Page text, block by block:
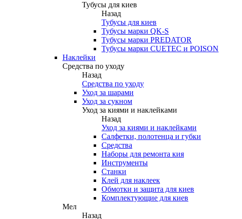
Тубусы для киев
Назад
Тубусы для киев
Тубусы марки QK-S
Тубусы марки PREDATOR
Тубусы марки CUETEC и POISON
Наклейки
Средства по уходу
Назад
Средства по уходу
Уход за шарами
Уход за сукном
Уход за киями и наклейками
Назад
Уход за киями и наклейками
Салфетки, полотенца и губки
Средства
Наборы для ремонта кия
Инструменты
Станки
Клей для наклеек
Обмотки и защита для киев
Комплектующие для киев
Мел
Назад